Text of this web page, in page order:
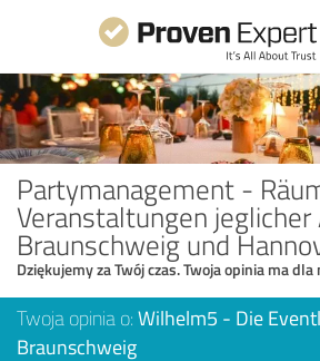
Partymanagement -
Veranstaltungen
Braunschweig und
Dziękujemy za Twój czas. Twoja opinia ma dla
Twoja opinia o: Wilhelm5 - Die
Braunschweig